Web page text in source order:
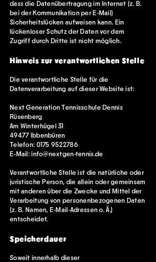
dass die Datenübertragung im Internet (z. B.
bei der Kommunikation per E-Mail)
Sicherheitslücken aufweisen kann. Ein
lückenloser Schutz der Daten vor dem
Zugriff durch Dritte ist nicht möglich.
Hinweis zur verantwortlichen Stelle
Die verantwortliche Stelle für die
Datenverarbeitung auf dieser Website ist:
Next Generation Tennisschule Dennis
Rüsenberg
Am Winterhügel 31
49477 Ibbenbüren
Telefon: 0175 9522786
E-Mail:info@nextgen-tennis.de
Verantwortliche Stelle ist die natürliche oder
juristische Person, die allein oder gemeinsam
mit anderen über die Zwecke und Mittel der
Verarbeitung von personenbezogenen Daten
(z. B. Namen, E-Mail-Adressen o. Ä.)
entscheidet.
Speicherdauer
Soweit innerhalb dieser